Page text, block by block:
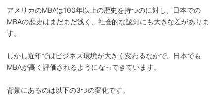
アメリカのMBAは100年以上の歴史を持つのに対し、日本での
MBAの歴史はまだまだ浅く、社会的な認知にも大きな差がありま
す。
しかし近年ではビジネス環境が大きく変わるなかで、日本でも
MBAが高く評価されるようになってきています。
背景にあるのは以下の3つの変化です。